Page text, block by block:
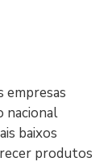
empresas
nacional
baixos
produtos